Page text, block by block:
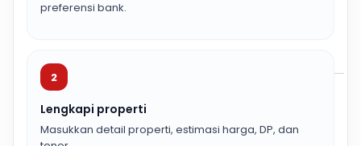
preferensi bank.
2
Lengkapi properti
Masukkan detail properti, estimasi harga, DP, dan